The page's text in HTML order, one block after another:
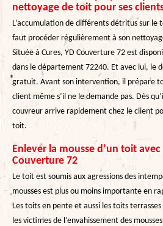
nettoyage de toit pour ses
L’accumulation de différents détritus sur le
faut procéder régulièrement à son
Située à Cures, YD Couverture 72 est
dans le département 72240. Et avec lui, le
gratuit. Avant son intervention, il prépare
client même s’il ne le demande pas. Dès
couvreur arrive rapidement chez le client
toit.
Enlever la mousse d’un toit avec
Couverture 72
Le toit est soumis aux agressions des
mousses est plus ou moins importante en
Les toits en pente et aussi les toits
les victimes de l’envahissement des